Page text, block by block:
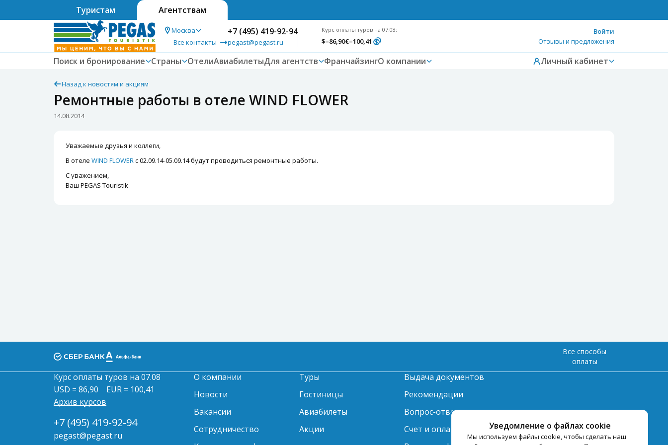
Туристам Агентствам
Москва
Все контакты
+7 (495) 419-92-94
pegast@pegast.ru
Курс оплаты туров на 07.08:
$=86,90€=100,41
Войти
Отзывы и предложения
Поиск и бронирование Страны ОтелиАвиабилетыДля агентств ФранчайзингО компании Личный кабинет
Назад к новостям и акциям
Ремонтные работы в отеле WIND FLOWER
14.08.2014
Уважаемые друзья и коллеги,
В отеле WIND FLOWERс 02.09.14-05.09.14 будут проводиться ремонтные работы.
С уважением,
Ваш PEGAS Touristik
Уведомление о файлах cookie
Мы используем файлы cookie, чтобы сделать наш
Все способы
оплаты
Курс оплаты туров на 07.08
USD = 86,90
EUR = 100,41
Архив курсов
+7 (495) 419-92-94
pegast@pegast.ru
О компании
Новости
Вакансии
Сотрудничество
Туры
Гостиницы
Авиабилеты
Акции
Выдача документов
Рекомендации
Вопрос-ответ
Счет и оплата